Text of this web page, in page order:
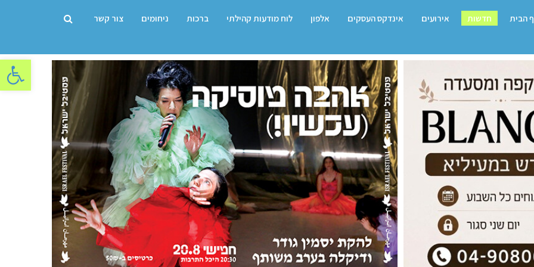
פתח
הבית חדשות אירועים אינדקס העסקים אלפון לוח מודעות קהילתי ברכות ניחומים צור קשר